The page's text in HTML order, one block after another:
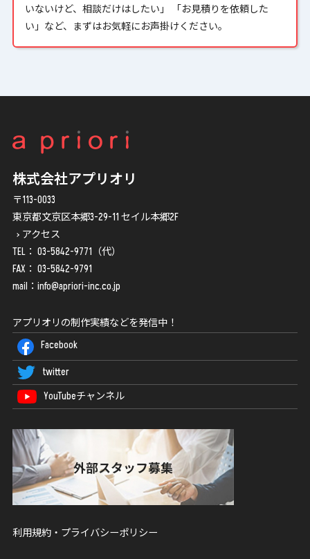
いないけど、相談だけはしたい」 「お見積りを依頼した
い」など、まずはお気軽にお声掛けください。
株式会社アプリオリ
〒113-0033
東京都文京区本郷3-29-11 セイル本郷2F
アクセス
TEL： 03-5842-9771 （代）
FAX： 03-5842-9791
mail： info@apriori-inc.co.jp
アプリオリの制作実績などを発信中！
Facebook
twitter
YouTubeチャンネル
利用規約・プライバシーポリシー